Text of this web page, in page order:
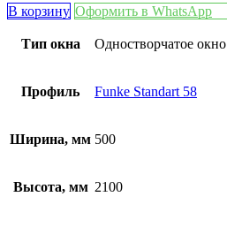
В корзину Оформить в WhatsApp
Тип окна Одностворчатое окно
Профиль Funke Standart 58
Ширина, мм 500
Высота, мм 2100